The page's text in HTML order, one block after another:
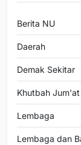
Berita NU
Daerah
Demak Sekitar
Khutbah Jum'at
Lembaga
Lembaga dan